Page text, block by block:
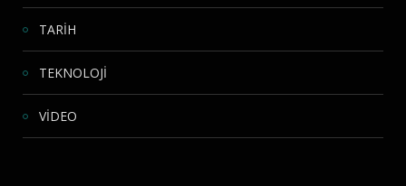
TARİH
TEKNOLOJİ
VİDEO